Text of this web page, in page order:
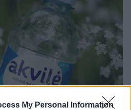
My Personal Information